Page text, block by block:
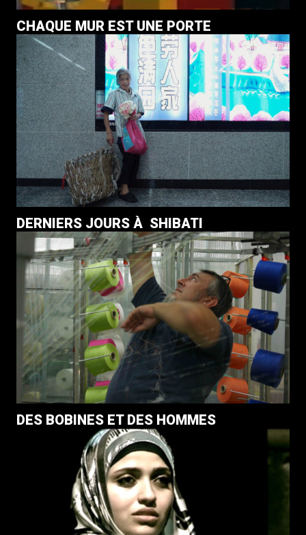
CHAQUE MUR EST UNE PORTE
DERNIERS JOURS À SHIBATI
DES BOBINES ET DES HOMMES